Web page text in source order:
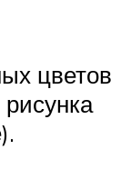
цветов